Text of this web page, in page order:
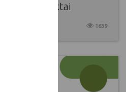
projektai
1639